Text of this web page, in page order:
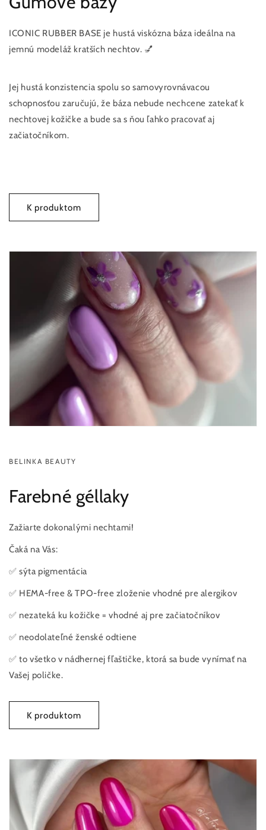
ICONIC RUBBER BASE je hustá viskózna báza ideálna na
jemnú modeláž kratších nechtov. 💅
Jej hustá konzistencia spolu so samovyrovnávacou
schopnosťou zaručujú, že báza nebude nechcene zatekať k
nechtovej kožičke a bude sa s ňou ľahko pracovať aj
začiatočníkom.
K produktom
BELINKA BEAUTY
Farebné géllaky
Zažiarte dokonalými nechtami!
Čaká na Vás:
✅ sýta pigmentácia
✅ HEMA-free & TPO-free zloženie vhodné pre alergikov
✅ nezateká ku kožičke = vhodné aj pre začiatočníkov
✅ neodolateľné ženské odtiene
✅ to všetko v nádhernej fľaštičke, ktorá sa bude vynímať na
Vašej poličke.
K produktom